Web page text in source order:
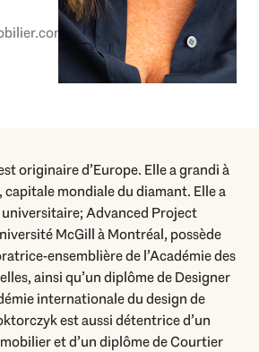
originaire d’Europe. Elle a grandi à
capitale mondiale du diamant. Elle a
Advanced Project
McGill à Montréal, possède
ensemblière de l’Académie des
ainsi qu’un diplôme de Designer
internationale du design de
est aussi détentrice d’un
et d’un diplôme de Courtier